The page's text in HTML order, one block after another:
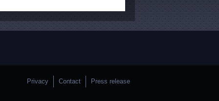
Privacy Contact Press release